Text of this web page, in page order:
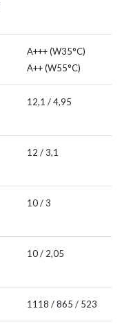
A+++ (W35°C)
A++ (W55°C)
12,1 / 4,95
12 / 3,1
10 / 3
10 / 2,05
1118 / 865 / 523